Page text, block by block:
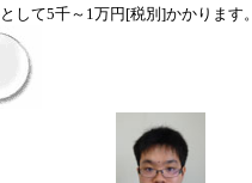
して5千～1万円[税別]かかります。